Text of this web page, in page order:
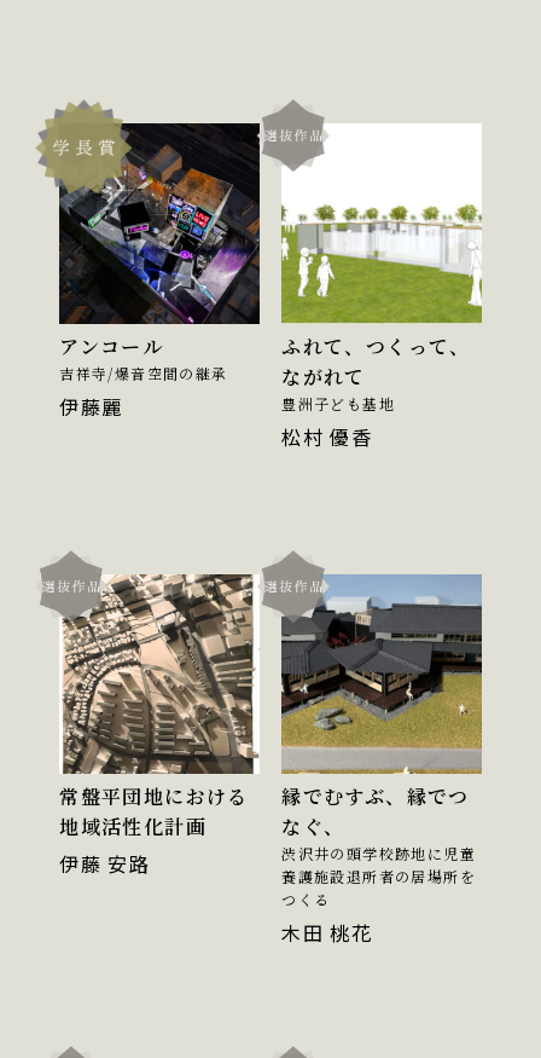
アンコール
吉祥寺/爆音空間の継承
伊藤麗
ふれて、つくって、
ながれて
豊洲子ども基地
松村 優香
常盤平団地における
地域活性化計画
伊藤 安路
縁でむすぶ、縁でつ
なぐ、
渋沢井の頭学校跡地に児童
養護施設退所者の居場所を
つくる
木田 桃花